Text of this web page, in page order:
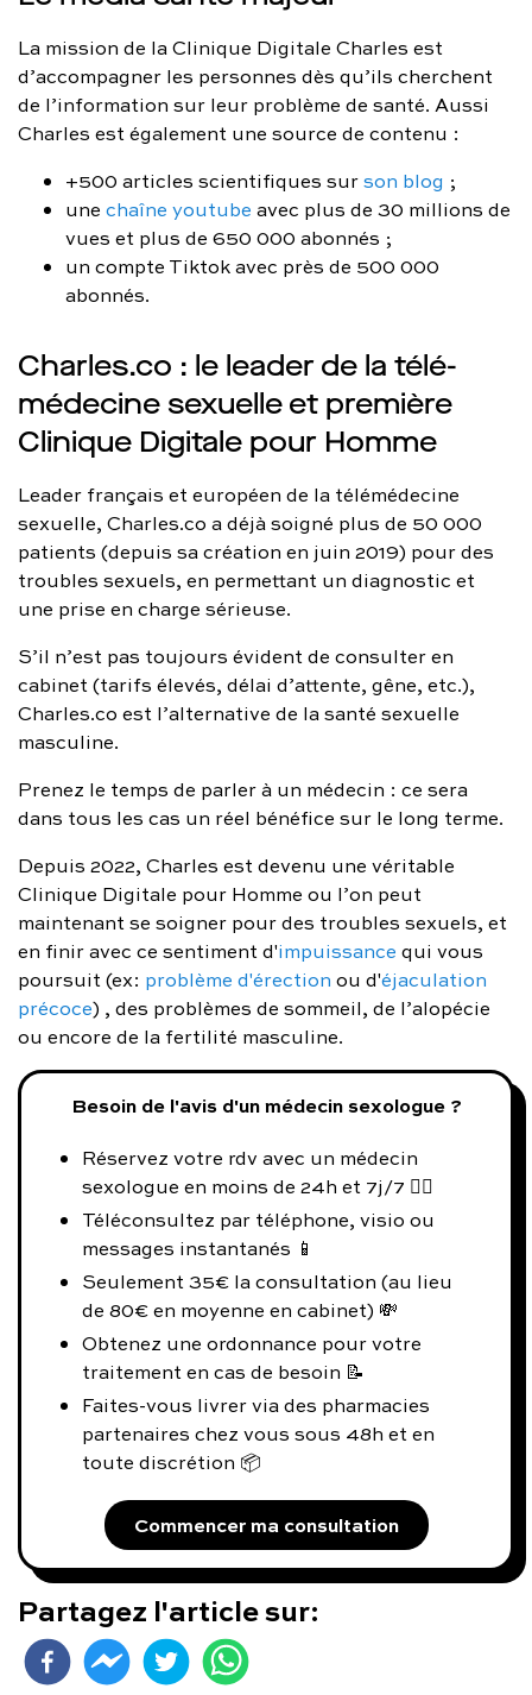
La mission de la Clinique Digitale Charles est
d’accompagner les personnes dès qu’ils cherchent
de l’information sur leur problème de santé. Aussi
Charles est également une source de contenu :
+500 articles scientifiques surson blog ;
une chaîne youtube avec plus de 30 millions de
vues et plus de 650 000 abonnés ;
un compte Tiktok avec près de 500 000
abonnés.
Charles.co : le leader de la télé-
médecine sexuelle et première
Clinique Digitale pour Homme
Leader français et européen de la télémédecine
sexuelle, Charles.co a déjà soigné plus de 50 000
patients (depuis sa création en juin 2019) pour des
troubles sexuels, en permettant un diagnostic et
une prise en charge sérieuse.
S’il n’est pas toujours évident de consulter en
cabinet (tarifs élevés, délai d’attente, gêne, etc.),
Charles.co est l’alternative de la santé sexuelle
masculine.
Prenez le temps de parler à un médecin : ce sera
dans tous les cas un réel bénéfice sur le long terme.
Depuis 2022, Charles est devenu une véritable
Clinique Digitale pour Homme ou l’on peut
maintenant se soigner pour des troubles sexuels, et
en finir avec ce sentiment d'impuissance qui vous
poursuit (ex: problème d'érection ou d'éjaculation
précoce) , des problèmes de sommeil, de l’alopécie
ou encore de la fertilité masculine.
Besoin de l'avis d'un médecin sexologue ?
Réservez votre rdv avec un médecin
sexologue en moins de 24h et 7j/7 👨‍⚕️
Téléconsultez par téléphone, visio ou
messages instantanés 📱
Seulement 35€ la consultation (au lieu
de 80€ en moyenne en cabinet) 💸
Obtenez une ordonnance pour votre
traitement en cas de besoin 📝
Faites-vous livrer via des pharmacies
partenaires chez vous sous 48h et en
toute discrétion 📦
Commencer ma consultation
Partagez l'article sur: